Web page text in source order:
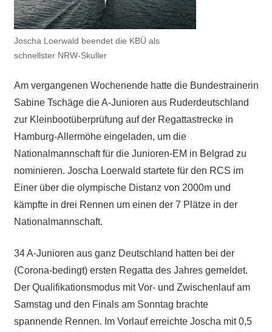
Joscha Loerwald beendet die KBÜ als
schnellster NRW-Skuller
Am vergangenen Wochenende hatte die Bundestrainerin
Sabine Tschäge die A-Junioren aus Ruderdeutschland
zur Kleinbootüberprüfung auf der Regattastrecke in
Hamburg-Allermöhe eingeladen, um die
Nationalmannschaft für die Junioren-EM in Belgrad zu
nominieren. Joscha Loerwald startete für den RCS im
Einer über die olympische Distanz von 2000m und
kämpfte in drei Rennen um einen der 7 Plätze in der
Nationalmannschaft.
34 A-Junioren aus ganz Deutschland hatten bei der
(Corona-bedingt) ersten Regatta des Jahres gemeldet.
Der Qualifikationsmodus mit Vor- und Zwischenlauf am
Samstag und den Finals am Sonntag brachte
spannende Rennen. Im Vorlauf erreichte Joscha mit 0,5